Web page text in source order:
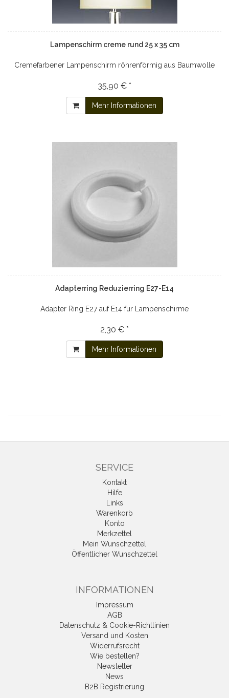
Lampenschirm creme rund 25 x 35 cm
Cremefarbener Lampenschirm röhrenförmig aus Baumwolle
35,90 € *
Mehr Informationen
Adapterring Reduzierring E27-E14
Adapter Ring E27 auf E14 für Lampenschirme
2,30 € *
Mehr Informationen
SERVICE
Kontakt
Hilfe
Links
Warenkorb
Konto
Merkzettel
Mein Wunschzettel
Öffentlicher Wunschzettel
INFORMATIONEN
Impressum
AGB
Datenschutz & Cookie-Richtlinien
Versand und Kosten
Widerrufsrecht
Wie bestellen?
Newsletter
News
B2B Registrierung